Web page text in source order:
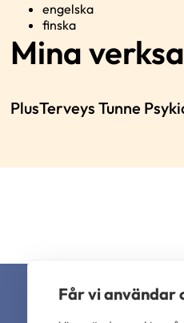
engelska
finska
Mina
PlusTerveys Tunne
Får vi användar